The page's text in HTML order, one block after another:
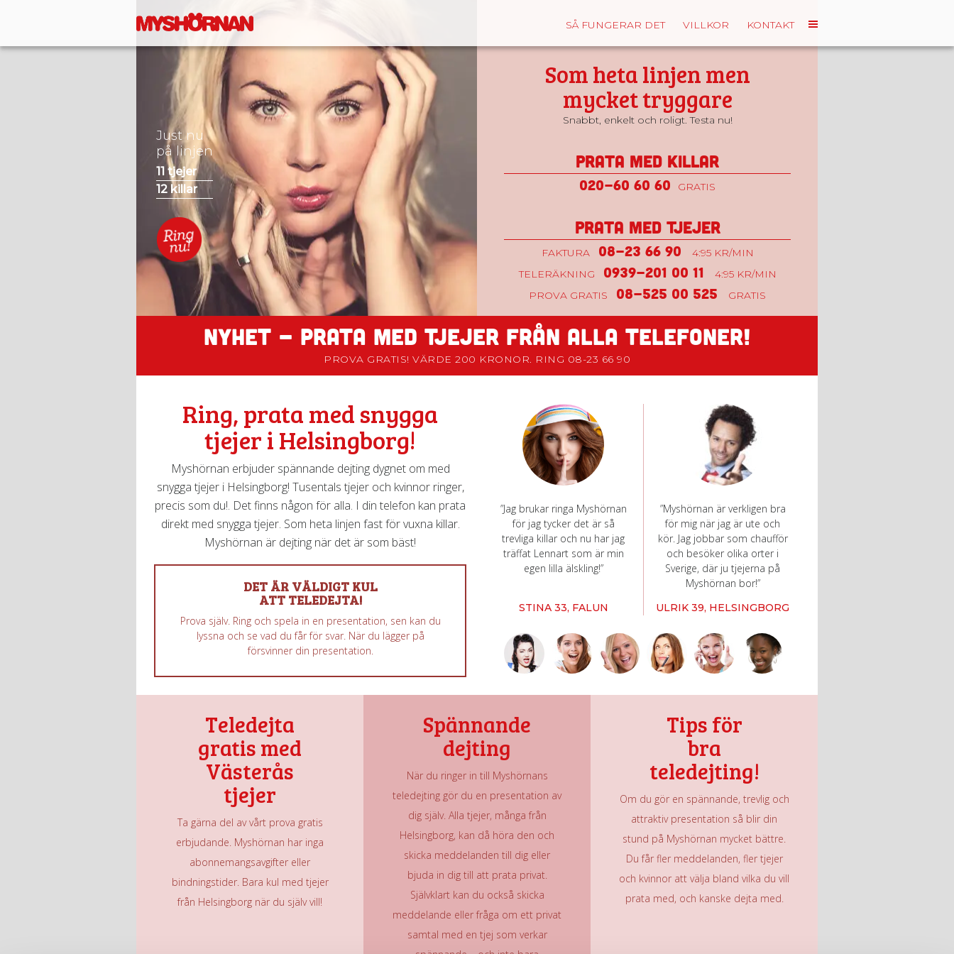
SÅ FUNGERAR DET VILLKOR KONTAKT
Just nu
på linjen
11 tjejer
12 killar
Som heta linjen men
mycket tryggare
Snabbt, enkelt och roligt. Testa nu!
Prata med killar
020-60 60 60 GRATIS
Prata med tjejer
FAKTURA 08-23 66 90
4:95 KR/MIN
TELERÄKNING
0939-201 00 11
4:95 KR/MIN
PROVA GRATIS
08-525 00 525 GRATIS
NYHET - PRATA MED TJEJER FRÅN ALLA TELEFONER!
PROVA GRATIS! VÄRDE 200 KRONOR. RING 08-23 66 90
Ring, prata med snygga
tjejer i Helsingborg!
Myshörnan erbjuder spännande dejting dygnet om med
snygga tjejer i Helsingborg! Tusentals tjejer och kvinnor ringer,
precis som du!. Det finns någon för alla. I din telefon kan prata
direkt med snygga tjejer. Som heta linjen fast för vuxna killar.
Myshörnan är dejting när det är som bäst!
DET ÄR VÄLDIGT KUL
ATT TELEDEJTA!
Prova själv. Ring och spela in en presentation, sen kan du
lyssna och se vad du får för svar. När du lägger på
försvinner din presentation.
”Jag brukar ringa Myshörnan
för jag tycker det är så
trevliga killar och nu har jag
träffat Lennart som är min
egen lilla älskling!”
STINA 33, FALUN
”Myshörnan är verkligen bra
för mig när jag är ute och
kör. Jag jobbar som chaufför
och besöker olika orter i
Sverige, där ju tjejerna på
Myshörnan bor!”
ULRIK 39, HELSINGBORG
Teledejta
gratis med
Västerås
tjejer
Ta gärna del av vårt prova gratis
erbjudande. Myshörnan har inga
abonnemangsavgifter eller
bindningstider. Bara kul med tjejer
från Helsingborg när du själv vill!
Spännande
dejting
När du ringer in till Myshörnans
teledejting gör du en presentation av
dig själv. Alla tjejer, många från
Helsingborg, kan då höra den och
skicka meddelanden till dig eller
bjuda in dig till att prata privat.
Självklart kan du också skicka
meddelande eller fråga om ett privat
samtal med en tjej som verkar
Tips för
bra
teledejting!
Om du gör en spännande, trevlig och
attraktiv presentation så blir din
stund på Myshörnan mycket bättre.
Du får fler meddelanden, fler tjejer
och kvinnor att välja bland vilka du vill
prata med, och kanske dejta med.